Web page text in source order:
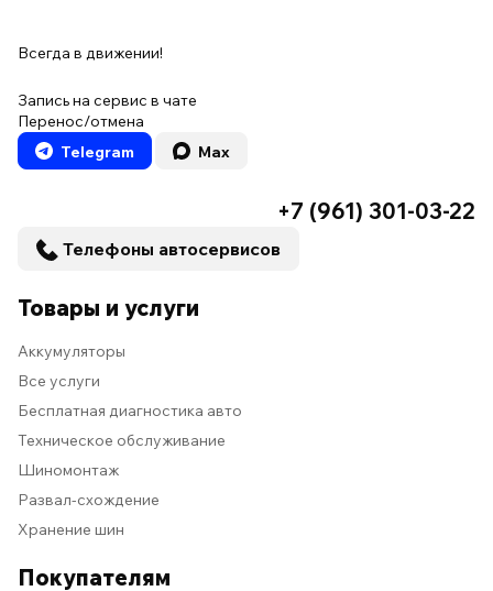
Всегда в движении!
Запись на сервис в чате
Перенос/отмена
Telegram
Max
+7 (961) 301-03-22
Телефоны автосервисов
Товары и услуги
Аккумуляторы
Все услуги
Бесплатная диагностика авто
Техническое обслуживание
Шиномонтаж
Развал-схождение
Хранение шин
Покупателям